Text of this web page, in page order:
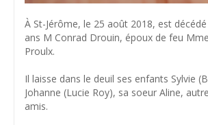
À St-Jérôme, le 25 août 2018, est
ans M Conrad Drouin, époux de feu
Proulx.
Il laisse dans le deuil ses enfants Sylvie
Johanne (Lucie Roy), sa soeur Aline,
amis.